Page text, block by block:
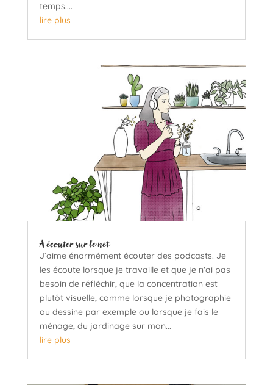
temps....
lire plus
A écouter sur le net
J’aime énormément écouter des podcasts. Je
les écoute lorsque je travaille et que je n'ai pas
besoin de réfléchir, que la concentration est
plutôt visuelle, comme lorsque je photographie
ou dessine par exemple ou lorsque je fais le
ménage, du jardinage sur mon...
lire plus